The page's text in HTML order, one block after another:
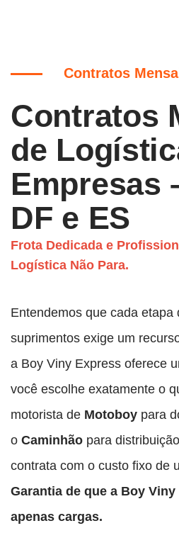
Contratos
Contratos
de
Empresas
DF e ES
Frota Dedicada e
Logística Não Para.
Entendemos que cada etapa
suprimentos exige um
a Boy Viny Express oferece
você escolhe exatamente o
motorista de Motoboy para
o Caminhão para
contrata com o custo fixo de
Garantia de que a Boy
apenas cargas.